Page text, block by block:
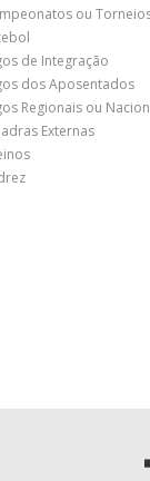
ou
de Integração
dos Aposentados
Regionais ou
Externas